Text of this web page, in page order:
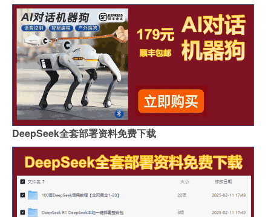
DeepSeek全套部署资料免费下载